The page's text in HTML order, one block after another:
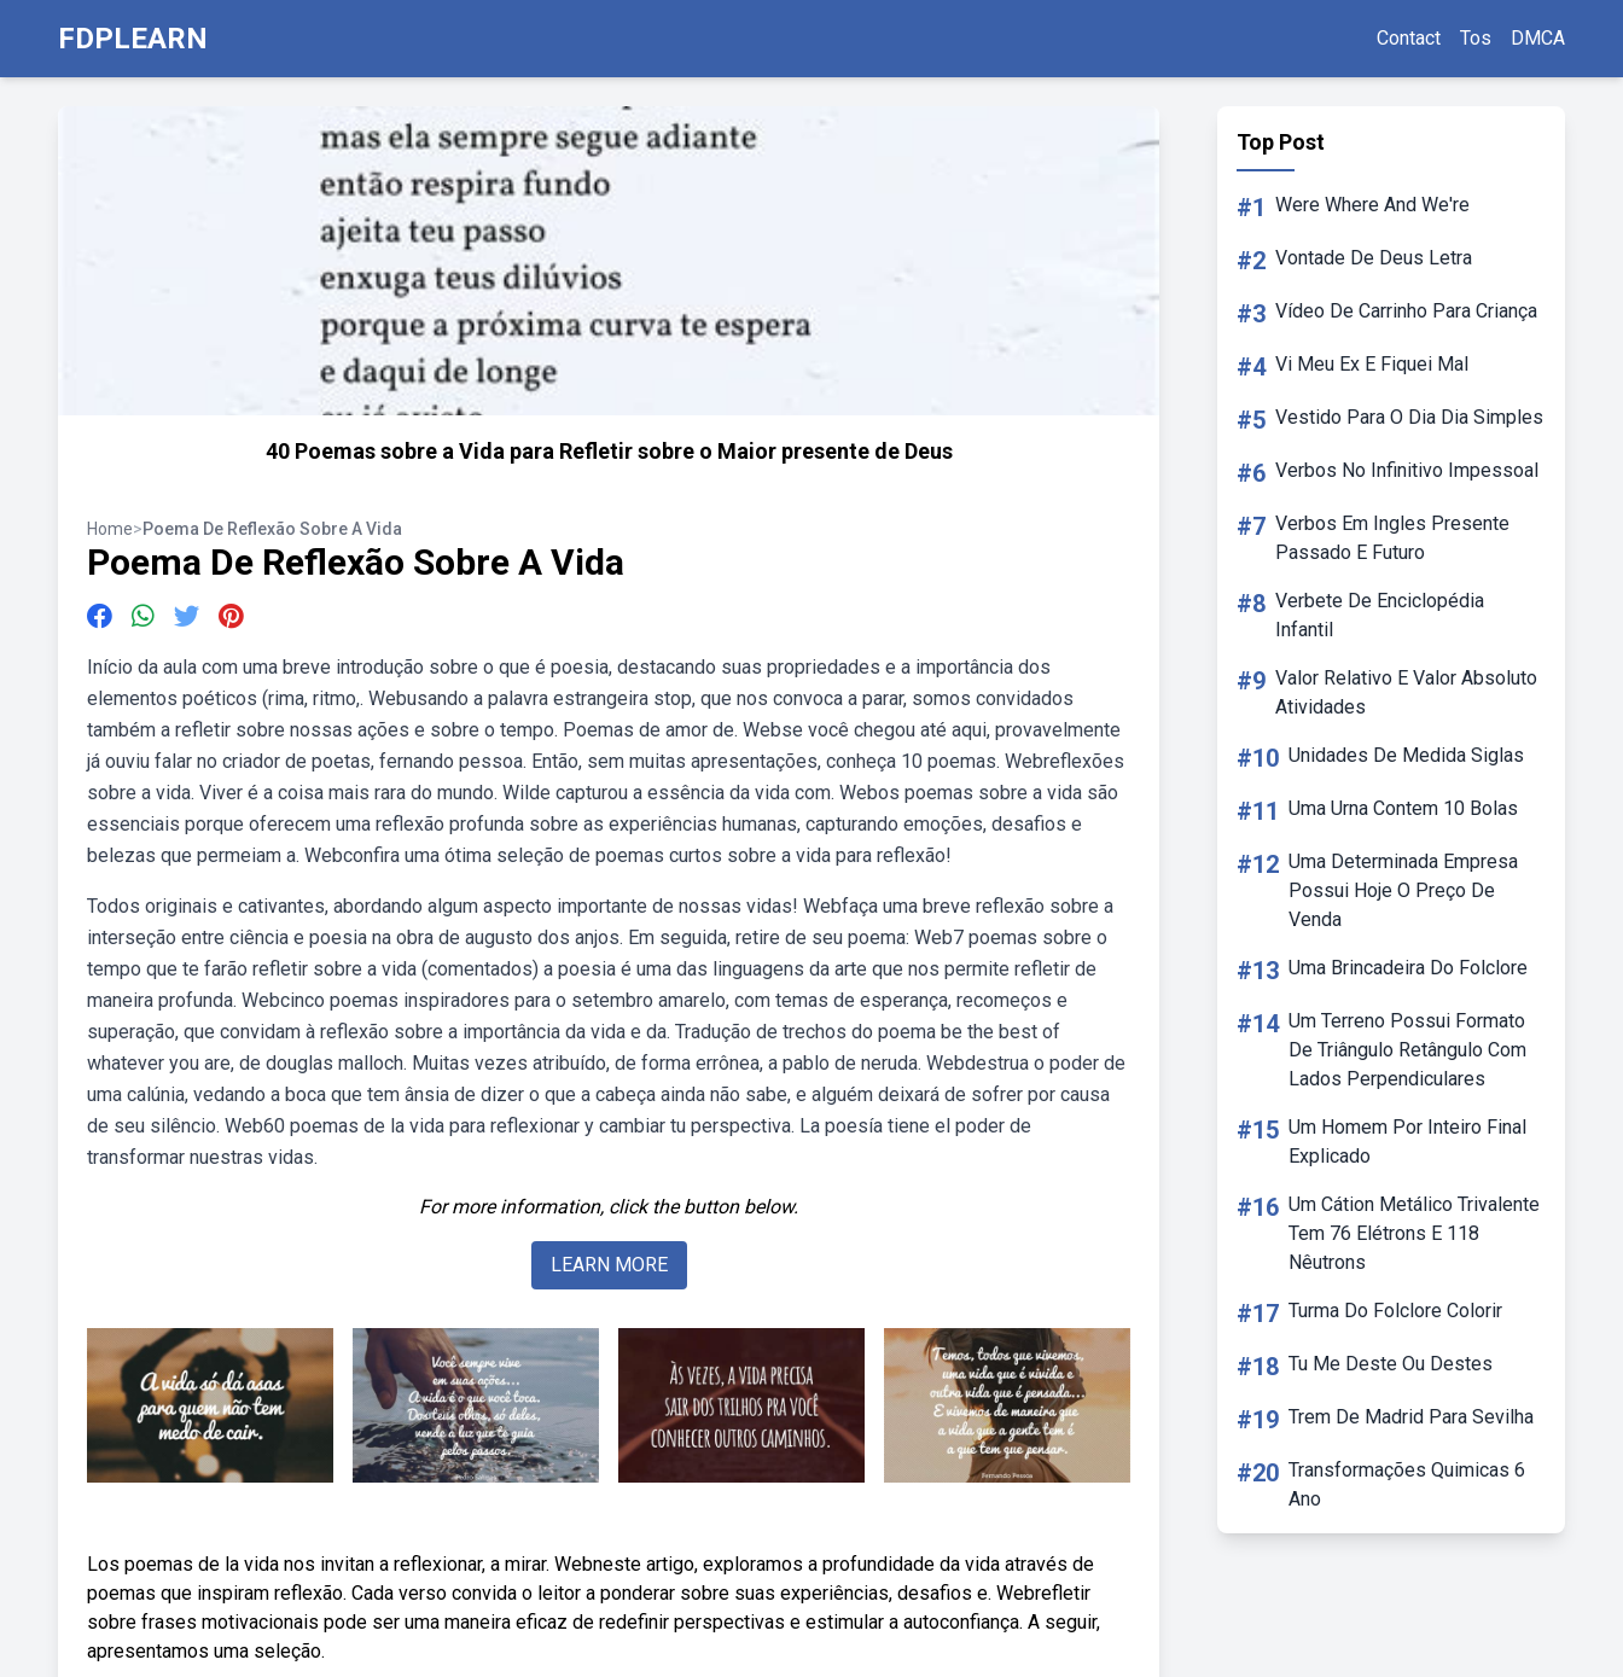
FDPLEARN Contact Tos DMCA
40 Poemas sobre a Vida para Refletir sobre o Maior presente de Deus
Home>Poema De Reflexão Sobre A Vida
Poema De Reflexão Sobre A Vida
Início da aula com uma breve introdução sobre o que é poesia, destacando suas propriedades e a importância dos
elementos poéticos (rima, ritmo,. Webusando a palavra estrangeira stop, que nos convoca a parar, somos convidados
também a refletir sobre nossas ações e sobre o tempo. Poemas de amor de. Webse você chegou até aqui, provavelmente
já ouviu falar no criador de poetas, fernando pessoa. Então, sem muitas apresentações, conheça 10 poemas. Webreflexões
sobre a vida. Viver é a coisa mais rara do mundo. Wilde capturou a essência da vida com. Webos poemas sobre a vida são
essenciais porque oferecem uma reflexão profunda sobre as experiências humanas, capturando emoções, desafios e
belezas que permeiam a. Webconfira uma ótima seleção de poemas curtos sobre a vida para reflexão!
Todos originais e cativantes, abordando algum aspecto importante de nossas vidas! Webfaça uma breve reflexão sobre a
interseção entre ciência e poesia na obra de augusto dos anjos. Em seguida, retire de seu poema: Web7 poemas sobre o
tempo que te farão refletir sobre a vida (comentados) a poesia é uma das linguagens da arte que nos permite refletir de
maneira profunda. Webcinco poemas inspiradores para o setembro amarelo, com temas de esperança, recomeços e
superação, que convidam à reflexão sobre a importância da vida e da. Tradução de trechos do poema be the best of
whatever you are, de douglas malloch. Muitas vezes atribuído, de forma errônea, a pablo de neruda. Webdestrua o poder de
uma calúnia, vedando a boca que tem ânsia de dizer o que a cabeça ainda não sabe, e alguém deixará de sofrer por causa
de seu silêncio. Web60 poemas de la vida para reflexionar y cambiar tu perspectiva. La poesía tiene el poder de
transformar nuestras vidas.
For more information, click the button below.
LEARN MORE
Los poemas de la vida nos invitan a reflexionar, a mirar. Webneste artigo, exploramos a profundidade da vida através de
poemas que inspiram reflexão. Cada verso convida o leitor a ponderar sobre suas experiências, desafios e. Webrefletir
sobre frases motivacionais pode ser uma maneira eficaz de redefinir perspectivas e estimular a autoconfiança. A seguir,
apresentamos uma seleção.
Top Post
#1 Were Where And We're
#2 Vontade De Deus Letra
#3 Vídeo De Carrinho Para Criança
#4 Vi Meu Ex E Fiquei Mal
#5 Vestido Para O Dia Dia Simples
#6 Verbos No Infinitivo Impessoal
#7 Verbos Em Ingles Presente
Passado E Futuro
#8 Verbete De Enciclopédia
Infantil
#9 Valor Relativo E Valor Absoluto
Atividades
#10 Unidades De Medida Siglas
#11 Uma Urna Contem 10 Bolas
#12 Uma Determinada Empresa
Possui Hoje O Preço De
Venda
#13 Uma Brincadeira Do Folclore
#14 Um Terreno Possui Formato
De Triângulo Retângulo Com
Lados Perpendiculares
#15 Um Homem Por Inteiro Final
Explicado
#16 Um Cátion Metálico Trivalente
Tem 76 Elétrons E 118
Nêutrons
#17 Turma Do Folclore Colorir
#18 Tu Me Deste Ou Destes
#19 Trem De Madrid Para Sevilha
#20 Transformações Quimicas 6
Ano